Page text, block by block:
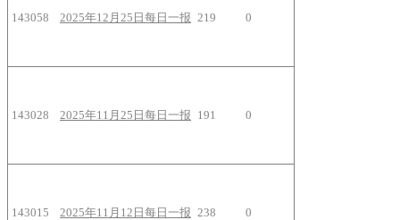
143058 2025年12月25日每日一报 219 0
143028 2025年11月25日每日一报 191 0
143015 2025年11月12日每日一报 238 0